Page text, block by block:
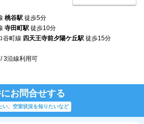
桃谷駅 徒歩5分
寺田町駅 徒歩10分
谷町線 四天王寺前夕陽ケ丘駅 徒歩15分
3沿線利用可
お問合せする
い、空室状況を知りたいなど